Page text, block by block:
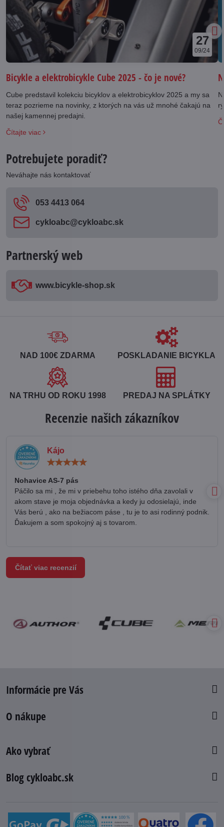
27
09/24
Bicykle a elektrobicykle Cube 2025 - čo je nové?
Cube predstavil kolekciu bicyklov a elektrobicyklov 2025 a my sa
teraz pozrieme na novinky, z ktorých na vás už mnohé čakajú na
našej kamennej predajni.
Čítajte viac
Potrebujete poradiť?
Neváhajte nás kontaktovať
053 4413 064
cykloabc​@cykloabc​.sk
Partnerský web
www​.bicykle-shop​.sk
NAD 100€ ZDARMA POSKLADANIE BICYKLA
NA TRHU OD ROKU 1998 PREDAJ NA SPLÁTKY
Recenzie našich zákazníkov
Kájo
Nohavice AS-7 pás
Páčilo sa mi , že mi v priebehu toho istého dňa zavolali v
akom stave je moja objednávka a kedy ju odosielajú, inde
Vás berú , ako na bežiacom páse , tu je to asi rodinný podnik.
Ďakujem a som spokojný aj s tovarom.
Čítať viac recenzií
Informácie pre Vás
O nákupe
Ako vybrať
Blog cykloabc.sk